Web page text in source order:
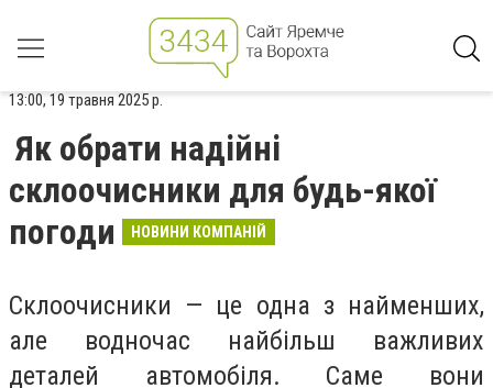
13:00, 19 травня 2025 р.
Як обрати надійні
склоочисники для будь-якої
погоди
НОВИНИ КОМПАНІЙ
Склоочисники — це одна з найменших,
але водночас найбільш важливих
деталей автомобіля. Саме вони